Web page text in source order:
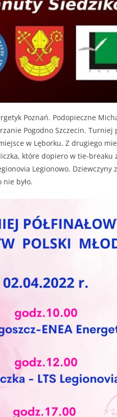
Poznań. Podopieczne
Pogodno Szczecin. Turniej
w Lęborku. Z drugiego
które dopiero w tie-breaku
Legionowo. Dziewczyny
nie było.